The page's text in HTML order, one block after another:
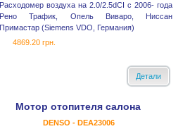
Расходомер воздуха на 2.0/2.5dCI с 2006- года
Рено Трафик, Опель Виваро, Ниссан
Примастар (Siemens VDO, Германия)
4869.20 грн.
Детали
Мотор отопителя салона
DENSO - DEA23006